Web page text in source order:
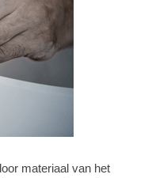
materiaal van het